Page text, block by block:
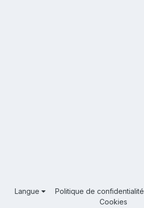
Langue Politique de confidentialité
Cookies